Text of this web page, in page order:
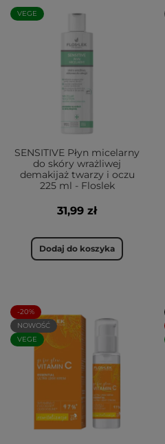
VEGE
SENSITIVE Płyn micelarny
do skóry wrażliwej
demakijaż twarzy i oczu
225 ml - Floslek
31,99 zł
Dodaj do koszyka
-20%
NOWOŚĆ
VEGE